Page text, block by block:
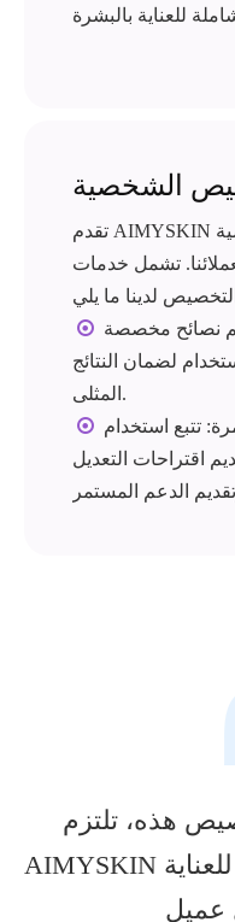
الشخصية
تقدم AIMYSKIN خدمات التخصيص الشخصية
تشمل خدمات
 نصائح مخصصة
لضمان النتائج
المثلى.
 تتبع استخدام
اقتراحات التعديل
هذه، تلتزم
AIMYSKIN بتقديم أفضل تجربة ونتائج للعناية